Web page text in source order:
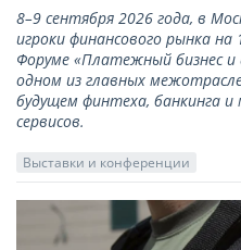
8–9 сентября 2026 года, в
игроки финансового рынка
Форуме «Платежный бизнес
одном из главных
будущем финтеха, банкинга
сервисов.
Выставки и конференции